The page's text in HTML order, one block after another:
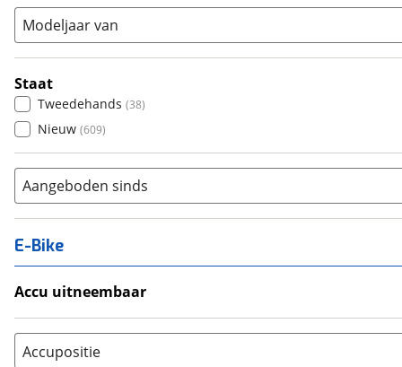
Modeljaar van
Staat
Tweedehands (38)
Nieuw (609)
Aangeboden sinds
E-Bike
Accu uitneembaar
Nee, vast (9)
Accupositie